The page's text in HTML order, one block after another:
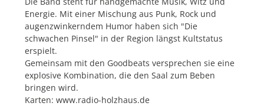
Energie. Mit einer Mischung aus Punk, Rock und
augenzwinkerndem Humor haben sich "Die
schwachen Pinsel" in der Region längst Kultstatus
erspielt.
Gemeinsam mit den Goodbeats versprechen sie eine
explosive Kombination, die den Saal zum Beben
bringen wird.
Karten: www.radio-holzhaus.de